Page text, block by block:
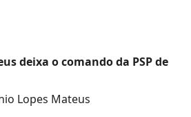
deixa o comando da PSP de
Lopes Mateus